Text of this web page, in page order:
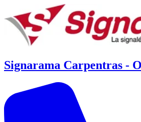
Signarama Carpentras -